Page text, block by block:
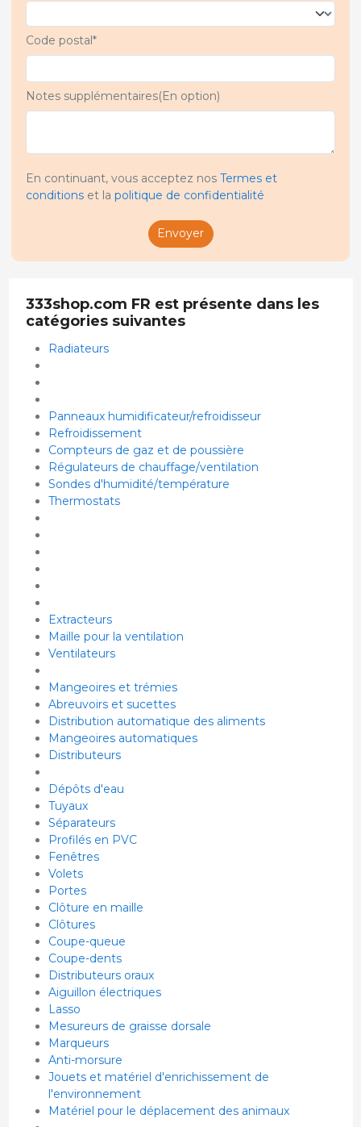
Code postal*
Notes supplémentaires(En option)
En continuant, vous acceptez nos Termes et
conditions et la politique de confidentialité
Envoyer
333shop.com FR est présente dans les
catégories suivantes
Radiateurs
Panneaux humidificateur/refroidisseur
Refroidissement
Compteurs de gaz et de poussière
Régulateurs de chauffage/ventilation
Sondes d'humidité/température
Thermostats
Extracteurs
Maille pour la ventilation
Ventilateurs
Mangeoires et trémies
Abreuvoirs et sucettes
Distribution automatique des aliments
Mangeoires automatiques
Distributeurs
Dépôts d'eau
Tuyaux
Séparateurs
Profilés en PVC
Fenêtres
Volets
Portes
Clôture en maille
Clôtures
Coupe-queue
Coupe-dents
Distributeurs oraux
Aiguillon électriques
Lasso
Mesureurs de graisse dorsale
Marqueurs
Anti-morsure
Jouets et matériel d'enrichissement de
l'environnement
Matériel pour le déplacement des animaux